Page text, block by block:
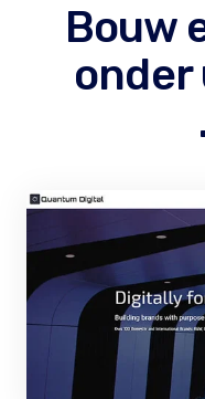
Bouw
onder